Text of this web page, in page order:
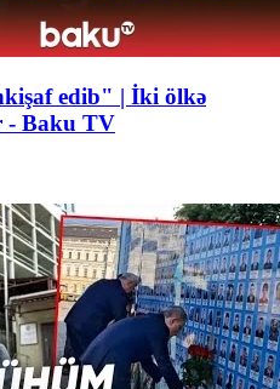
edib" | İki ölkə
- Baku TV